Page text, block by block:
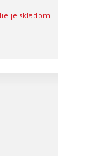
je skladom